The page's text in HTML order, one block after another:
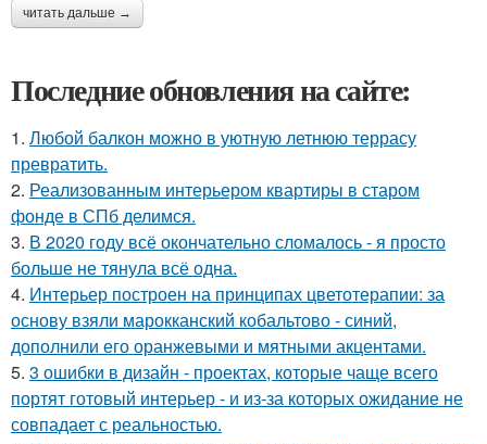
читать дальше →
Последние обновления на сайте:
1. Любой балкон можно в уютную летнюю террасу
превратить.
2. Реализованным интерьером квартиры в старом
фонде в СПб делимся.
3. В 2020 году всё окончательно сломалось - я просто
больше не тянула всё одна.
4. Интерьер построен на принципах цветотерапии: за
основу взяли марокканский кобальтово - синий,
дополнили его оранжевыми и мятными акцентами.
5. 3 ошибки в дизайн - проектах, которые чаще всего
портят готовый интерьер - и из-за которых ожидание не
совпадает с реальностью.